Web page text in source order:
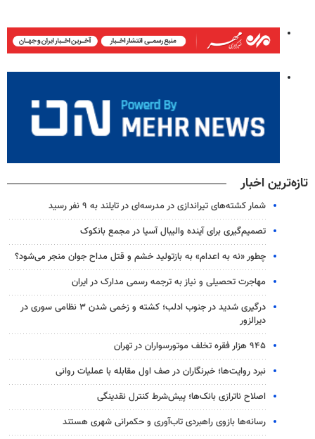
تازه‌ترین اخبار
شمار کشته‌های تیراندازی در مدرسه‌ای در تایلند به ۹ نفر رسید
تصمیم‌گیری برای آینده والیبال آسیا در مجمع بانکوک
چطور «نه به اعدام» به بازتولید خشم و قتل مداح جوان منجر می‌شود؟
مهاجرت تحصیلی و نیاز به ترجمه رسمی مدارک در ایران
درگیری شدید در جنوب ادلب؛ کشته و زخمی شدن ۳ نظامی سوری در
دیرالزور
۹۴۵ هزار فقره تخلف موتورسواران در تهران
نبرد روایت‌ها؛ خبرنگاران در صف اول مقابله با عملیات روانی
اصلاح ناترازی بانک‌ها؛ پیش‌شرط کنترل نقدینگی
رسانه‌ها بازوی راهبردی تاب‌آوری و حکمرانی شهری هستند